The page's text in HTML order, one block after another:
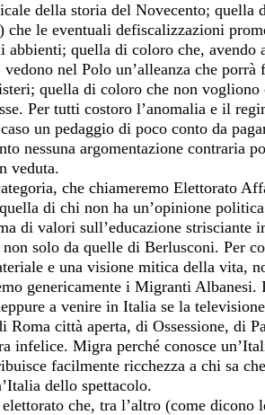
della storia del Novecento; quella
che le eventuali defiscalizzazioni
abbienti; quella di coloro che, avendo
nel Polo un’alleanza che porrà
quella di coloro che non vogliono
Per tutti costoro l’anomalia e il
un pedaggio di poco conto da
nessuna argomentazione contraria
veduta.
che chiameremo Elettorato
di chi non ha un’opinione
di valori sull’educazione strisciante
solo da quelle di Berlusconi. Per
e una visione mitica della vita,
genericamente i Migranti
a venire in Italia se la
Roma città aperta, di Ossessione, di
infelice. Migra perché conosce
facilmente ricchezza a chi sa
dello spettacolo.
che, tra l’altro (come dicono